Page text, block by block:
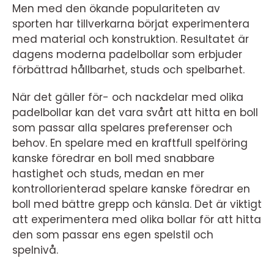
Men med den ökande populariteten av
sporten har tillverkarna börjat experimentera
med material och konstruktion. Resultatet är
dagens moderna padelbollar som erbjuder
förbättrad hållbarhet, studs och spelbarhet.
När det gäller för- och nackdelar med olika
padelbollar kan det vara svårt att hitta en boll
som passar alla spelares preferenser och
behov. En spelare med en kraftfull spelföring
kanske föredrar en boll med snabbare
hastighet och studs, medan en mer
kontrollorienterad spelare kanske föredrar en
boll med bättre grepp och känsla. Det är viktigt
att experimentera med olika bollar för att hitta
den som passar ens egen spelstil och
spelnivå.